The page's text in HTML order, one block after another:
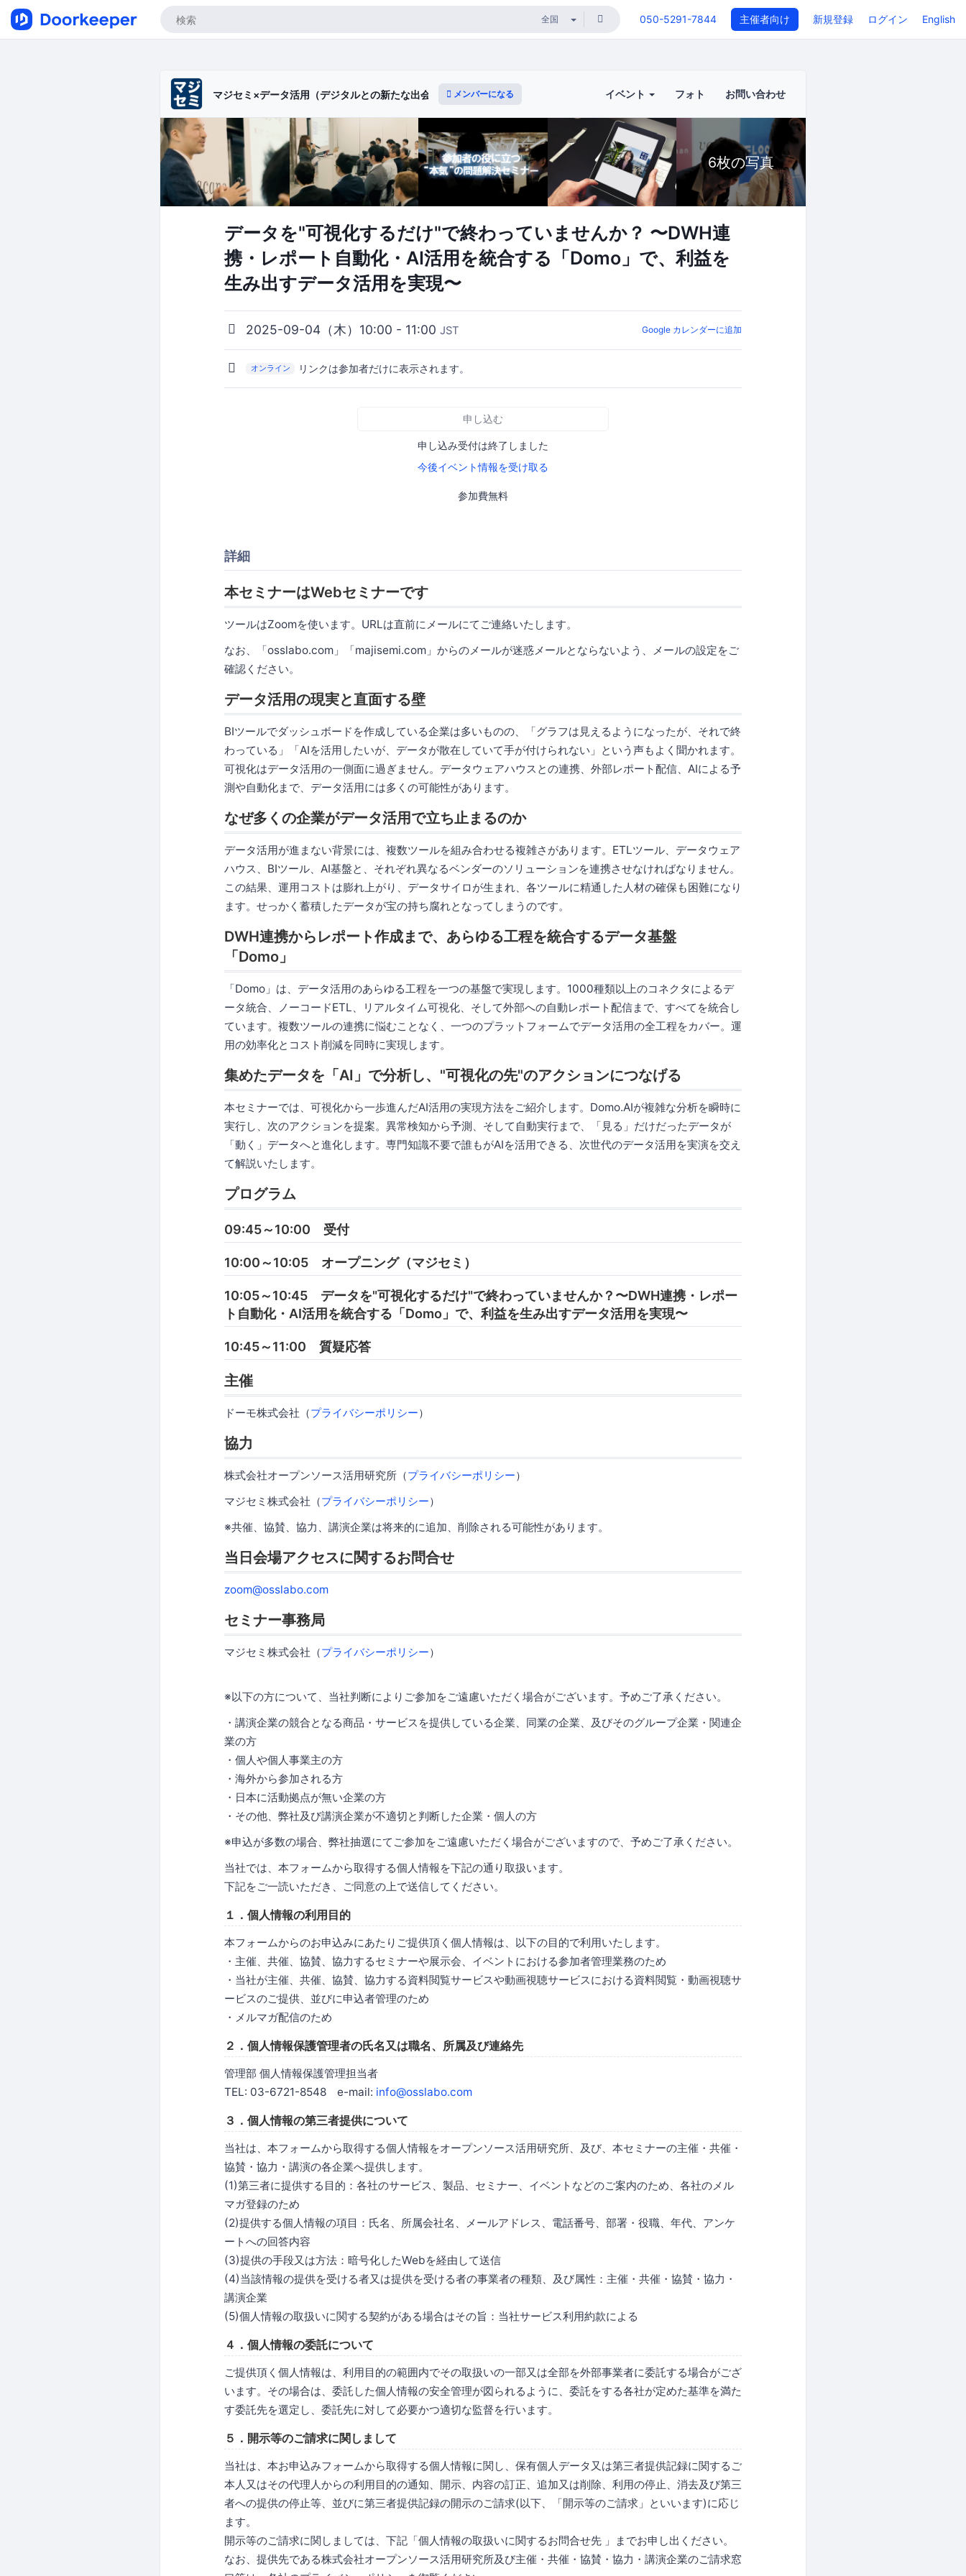
050-5291-7844 主催者向け 新規登録 ログイン English
マジセミ×データ活用（デジタルとの新たな出会いと体験）メンバーになる イベント フォト お問い合わせ
6枚の写真
データを"可視化するだけ"で終わっていませんか？ 〜DWH連
携・レポート自動化・AI活用を統合する「Domo」で、利益を
生み出すデータ活用を実現〜
2025-09-04（木）10:00 - 11:00 JST Google カレンダーに追加
オンライン リンクは参加者だけに表示されます。
申し込む
申し込み受付は終了しました
今後イベント情報を受け取る
参加費無料
詳細
本セミナーはWebセミナーです
ツールはZoomを使います。URLは直前にメールにてご連絡いたします。
なお、「osslabo.com」「majisemi.com」からのメールが迷惑メールとならないよう、メールの設定をご
確認ください。
データ活用の現実と直面する壁
BIツールでダッシュボードを作成している企業は多いものの、「グラフは見えるようになったが、それで終
わっている」「AIを活用したいが、データが散在していて手が付けられない」という声もよく聞かれます。
可視化はデータ活用の一側面に過ぎません。データウェアハウスとの連携、外部レポート配信、AIによる予
測や自動化まで、データ活用には多くの可能性があります。
なぜ多くの企業がデータ活用で立ち止まるのか
データ活用が進まない背景には、複数ツールを組み合わせる複雑さがあります。ETLツール、データウェア
ハウス、BIツール、AI基盤と、それぞれ異なるベンダーのソリューションを連携させなければなりません。
この結果、運用コストは膨れ上がり、データサイロが生まれ、各ツールに精通した人材の確保も困難になり
ます。せっかく蓄積したデータが宝の持ち腐れとなってしまうのです。
DWH連携からレポート作成まで、あらゆる工程を統合するデータ基盤
「Domo」
「Domo」は、データ活用のあらゆる工程を一つの基盤で実現します。1000種類以上のコネクタによるデ
ータ統合、ノーコードETL、リアルタイム可視化、そして外部への自動レポート配信まで、すべてを統合し
ています。複数ツールの連携に悩むことなく、一つのプラットフォームでデータ活用の全工程をカバー。運
用の効率化とコスト削減を同時に実現します。
集めたデータを「AI」で分析し、"可視化の先"のアクションにつなげる
本セミナーでは、可視化から一歩進んだAI活用の実現方法をご紹介します。Domo.AIが複雑な分析を瞬時に
実行し、次のアクションを提案。異常検知から予測、そして自動実行まで、「見る」だけだったデータが
「動く」データへと進化します。専門知識不要で誰もがAIを活用できる、次世代のデータ活用を実演を交え
て解説いたします。
プログラム
09:45～10:00 受付
10:00～10:05 オープニング（マジセミ）
10:05～10:45 データを"可視化するだけ"で終わっていませんか？〜DWH連携・レポー
ト自動化・AI活用を統合する「Domo」で、利益を生み出すデータ活用を実現〜
10:45～11:00 質疑応答
主催
ドーモ株式会社（プライバシーポリシー）
協力
株式会社オープンソース活用研究所（プライバシーポリシー）
マジセミ株式会社（プライバシーポリシー）
※共催、協賛、協力、講演企業は将来的に追加、削除される可能性があります。
当日会場アクセスに関するお問合せ
zoom@osslabo.com
セミナー事務局
マジセミ株式会社（プライバシーポリシー）
※以下の方について、当社判断によりご参加をご遠慮いただく場合がございます。予めご了承ください。
・講演企業の競合となる商品・サービスを提供している企業、同業の企業、及びそのグループ企業・関連企
業の方
・個人や個人事業主の方
・海外から参加される方
・日本に活動拠点が無い企業の方
・その他、弊社及び講演企業が不適切と判断した企業・個人の方
※申込が多数の場合、弊社抽選にてご参加をご遠慮いただく場合がございますので、予めご了承ください。
当社では、本フォームから取得する個人情報を下記の通り取扱います。
下記をご一読いただき、ご同意の上で送信してください。
１．個人情報の利用目的
本フォームからのお申込みにあたりご提供頂く個人情報は、以下の目的で利用いたします。
・主催、共催、協賛、協力するセミナーや展示会、イベントにおける参加者管理業務のため
・当社が主催、共催、協賛、協力する資料閲覧サービスや動画視聴サービスにおける資料閲覧・動画視聴サ
ービスのご提供、並びに申込者管理のため
・メルマガ配信のため
２．個人情報保護管理者の氏名又は職名、所属及び連絡先
管理部 個人情報保護管理担当者
TEL: 03-6721-8548 e-mail: info@osslabo.com
３．個人情報の第三者提供について
当社は、本フォームから取得する個人情報をオープンソース活用研究所、及び、本セミナーの主催・共催・
協賛・協力・講演の各企業へ提供します。
(1)第三者に提供する目的：各社のサービス、製品、セミナー、イベントなどのご案内のため、各社のメル
マガ登録のため
(2)提供する個人情報の項目：氏名、所属会社名、メールアドレス、電話番号、部署・役職、年代、アンケ
ートへの回答内容
(3)提供の手段又は方法：暗号化したWebを経由して送信
(4)当該情報の提供を受ける者又は提供を受ける者の事業者の種類、及び属性：主催・共催・協賛・協力・
講演企業
(5)個人情報の取扱いに関する契約がある場合はその旨：当社サービス利用約款による
４．個人情報の委託について
ご提供頂く個人情報は、利用目的の範囲内でその取扱いの一部又は全部を外部事業者に委託する場合がござ
います。その場合は、委託した個人情報の安全管理が図られるように、委託をする各社が定めた基準を満た
す委託先を選定し、委託先に対して必要かつ適切な監督を行います。
５．開示等のご請求に関しまして
当社は、本お申込みフォームから取得する個人情報に関し、保有個人データ又は第三者提供記録に関するご
本人又はその代理人からの利用目的の通知、開示、内容の訂正、追加又は削除、利用の停止、消去及び第三
者への提供の停止等、並びに第三者提供記録の開示のご請求(以下、「開示等のご請求」といいます)に応じ
ます。
開示等のご請求に関しましては、下記「個人情報の取扱いに関するお問合せ先 」までお申し出ください。
なお、提供先である株式会社オープンソース活用研究所及び主催・共催・協賛・協力・講演企業のご請求窓